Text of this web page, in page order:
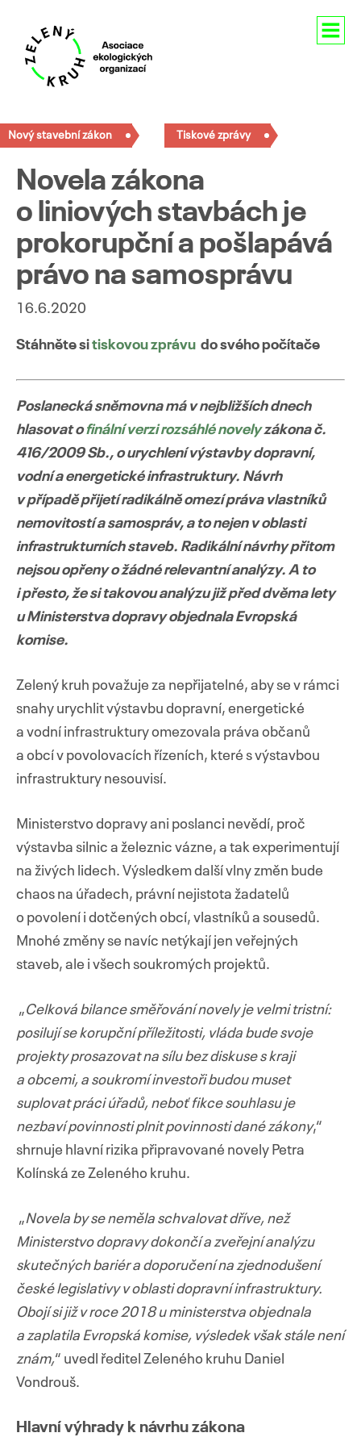
Naše aktivity
Pro média
Přejít
webu
Nový stavební zákon Tiskové zprávy
Novela zákona
o liniových stavbách je
prokorupční a pošlapává
právo na samosprávu
16.6.2020
Stáhněte sitiskovou zprávu do svého počítače
Poslanecká sněmovna má v nejbližších dnech
hlasovat o finální verzi rozsáhlé novely zákona č.
416/2009 Sb., o urychlení výstavby dopravní,
vodní a energetické infrastruktury. Návrh
v případě přijetí radikálně omezí práva vlastníků
nemovitostí a samospráv, a to nejen v oblasti
infrastrukturních staveb. Radikální návrhy přitom
nejsou opřeny o žádné relevantní analýzy. A to
i přesto, že si takovou analýzu již před dvěma lety
u Ministerstva dopravy objednala Evropská
komise.
Zelený kruh považuje za nepřijatelné, aby se v rámci
snahy urychlit výstavbu dopravní, energetické
a vodní infrastruktury omezovala práva občanů
a obcí v povolovacích řízeních, které s výstavbou
infrastruktury nesouvisí.
Ministerstvo dopravy ani poslanci nevědí, proč
výstavba silnic a železnic vázne, a tak experimentují
na živých lidech. Výsledkem další vlny změn bude
chaos na úřadech, právní nejistota žadatelů
o povolení i dotčených obcí, vlastníků a sousedů.
Mnohé změny se navíc netýkají jen veřejných
staveb, ale i všech soukromých projektů.
„Celková bilance směřování novely je velmi tristní:
posilují se korupční příležitosti, vláda bude svoje
projekty prosazovat na sílu bez diskuse s kraji
a obcemi, a soukromí investoři budou muset
suplovat práci úřadů, neboť fikce souhlasu je
nezbaví povinnosti plnit povinnosti dané zákony,“
shrnuje hlavní rizika připravované novely Petra
Kolínská ze Zeleného kruhu.
„Novela by se neměla schvalovat dříve, než
Ministerstvo dopravy dokončí a zveřejní analýzu
skutečných bariér a doporučení na zjednodušení
české legislativy v oblasti dopravní infrastruktury.
Obojí si již v roce 2018 u ministerstva objednala
a zaplatila Evropská komise, výsledek však stále není
znám,“ uvedl ředitel Zeleného kruhu Daniel
Vondrouš.
Hlavní výhrady k návrhu zákona